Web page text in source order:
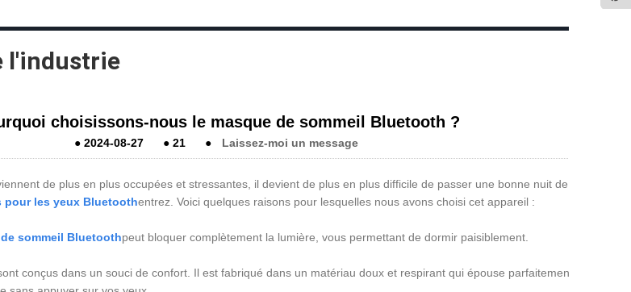
l'industrie
choisissons-nous le masque de sommeil Bluetooth ?
● 2024-08-27 ● 21 ● Laissez-moi un message
de plus en plus occupées et stressantes, il devient de plus en plus difficile de passer une bonne nuit de
pour les yeux Bluetoothentrez. Voici quelques raisons pour lesquelles nous avons choisi cet appareil :
sommeil Bluetoothpeut bloquer complètement la lumière, vous permettant de dormir paisiblement.
conçus dans un souci de confort. Il est fabriqué dans un matériau doux et respirant qui épouse parfaitement